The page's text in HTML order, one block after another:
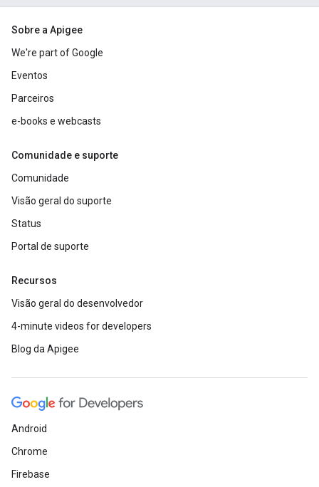
Sobre a Apigee
We're part of Google
Eventos
Parceiros
e-books e webcasts
Comunidade e suporte
Comunidade
Visão geral do suporte
Status
Portal de suporte
Recursos
Visão geral do desenvolvedor
4-minute videos for developers
Blog da Apigee
Android
Chrome
Firebase